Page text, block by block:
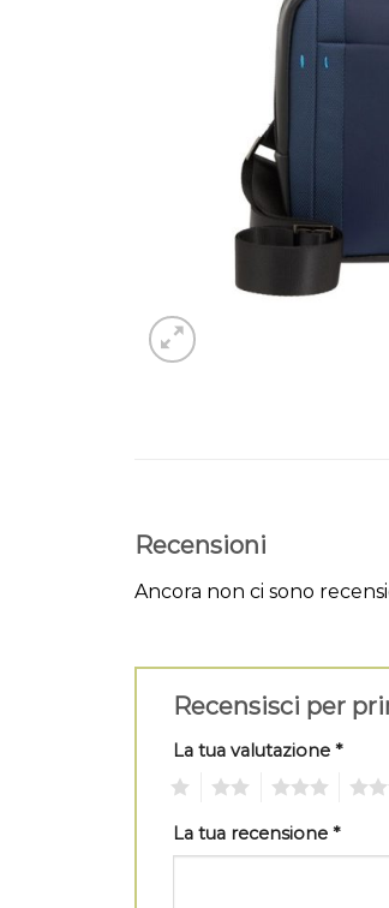
Recensioni
Ancora non ci sono
Recensisci per
La tua valutazione *
La tua recensione *